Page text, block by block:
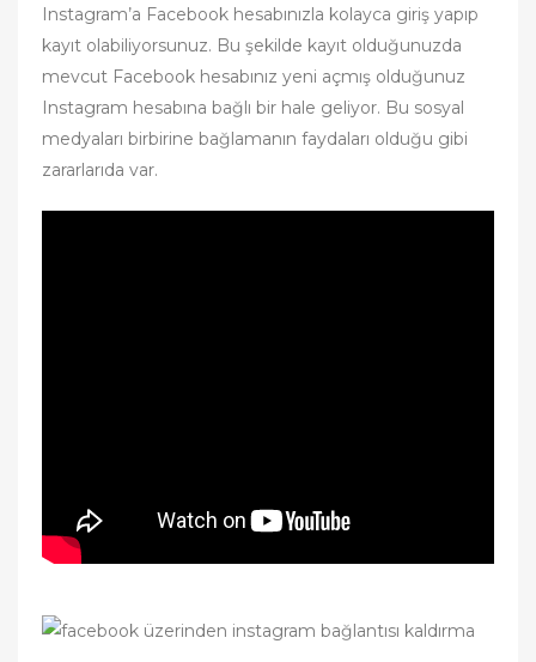
Instagram’a Facebook hesabınızla kolayca giriş yapıp
kayıt olabiliyorsunuz. Bu şekilde kayıt olduğunuzda
mevcut Facebook hesabınız yeni açmış olduğunuz
Instagram hesabına bağlı bir hale geliyor. Bu sosyal
medyaları birbirine bağlamanın faydaları olduğu gibi
zararlarıda var.